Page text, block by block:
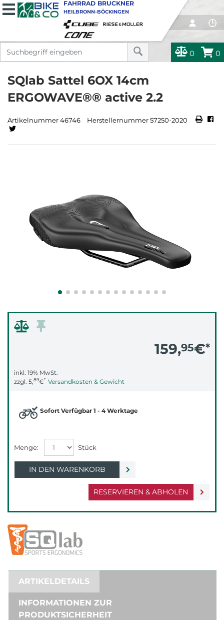
0 0
FAHRRAD BRUCKNER
HEILBRONN-BÖCKINGEN
SQlab Sattel 6OX 14cm
ERGOWAVE®® active 2.2
Artikelnummer 46746 Herstellernummer 57250-2020
159,95€*
inkl. 19% MwSt.
zzgl. 5,89€* Versandkosten & Gewicht
RESERVIEREN & ABHOLEN
Sofort Verfügbar 1 - 4 Werktage
IN DEN WARENKORB
ARTIKELDETAILS
INFORMATIONEN ZUR
PRODUKTSICHERHEIT